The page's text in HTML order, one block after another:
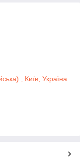
Київ, Україна